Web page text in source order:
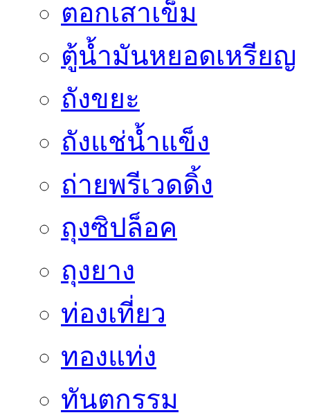
ตอกเสาเข็ม
ตู้น้ำมันหยอดเหรียญ
ถังขยะ
ถังแช่น้ำแข็ง
ถ่ายพรีเวดดิ้ง
ถุงซิปล็อค
ถุงยาง
ท่องเที่ยว
ทองแท่ง
ทันตกรรม